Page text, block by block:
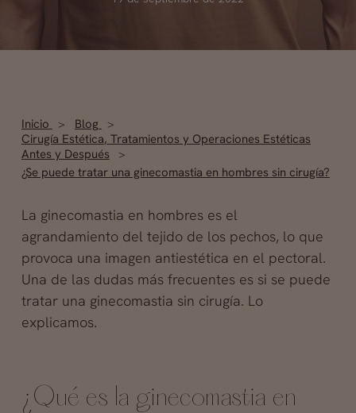
Inicio
Blog
Cirugía Estética, Tratamientos y Operaciones Estéticas
Antes y Después
¿Se puede tratar una ginecomastia en hombres sin cirugía?
La ginecomastia en hombres es el
agrandamiento del tejido de los pechos, lo que
provoca una imagen antiestética en el pectoral.
Una de las dudas más frecuentes es si se puede
tratar una ginecomastia sin cirugía. Lo
explicamos.
¿Qué es la ginecomastia en